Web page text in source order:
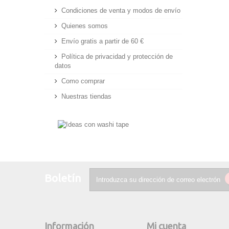
Condiciones de venta y modos de envío
Quienes somos
Envío gratis a partir de 60 €
Política de privacidad y protección de
datos
Como comprar
Nuestras tiendas
Información Mi cuenta